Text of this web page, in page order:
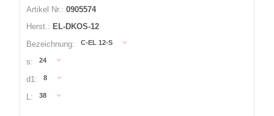
Artikel Nr.: 0905574
Herst.: EL-DKOS-12
Bezeichnung:
C-EL 12-S
s: 24
d1: 8
L: 38